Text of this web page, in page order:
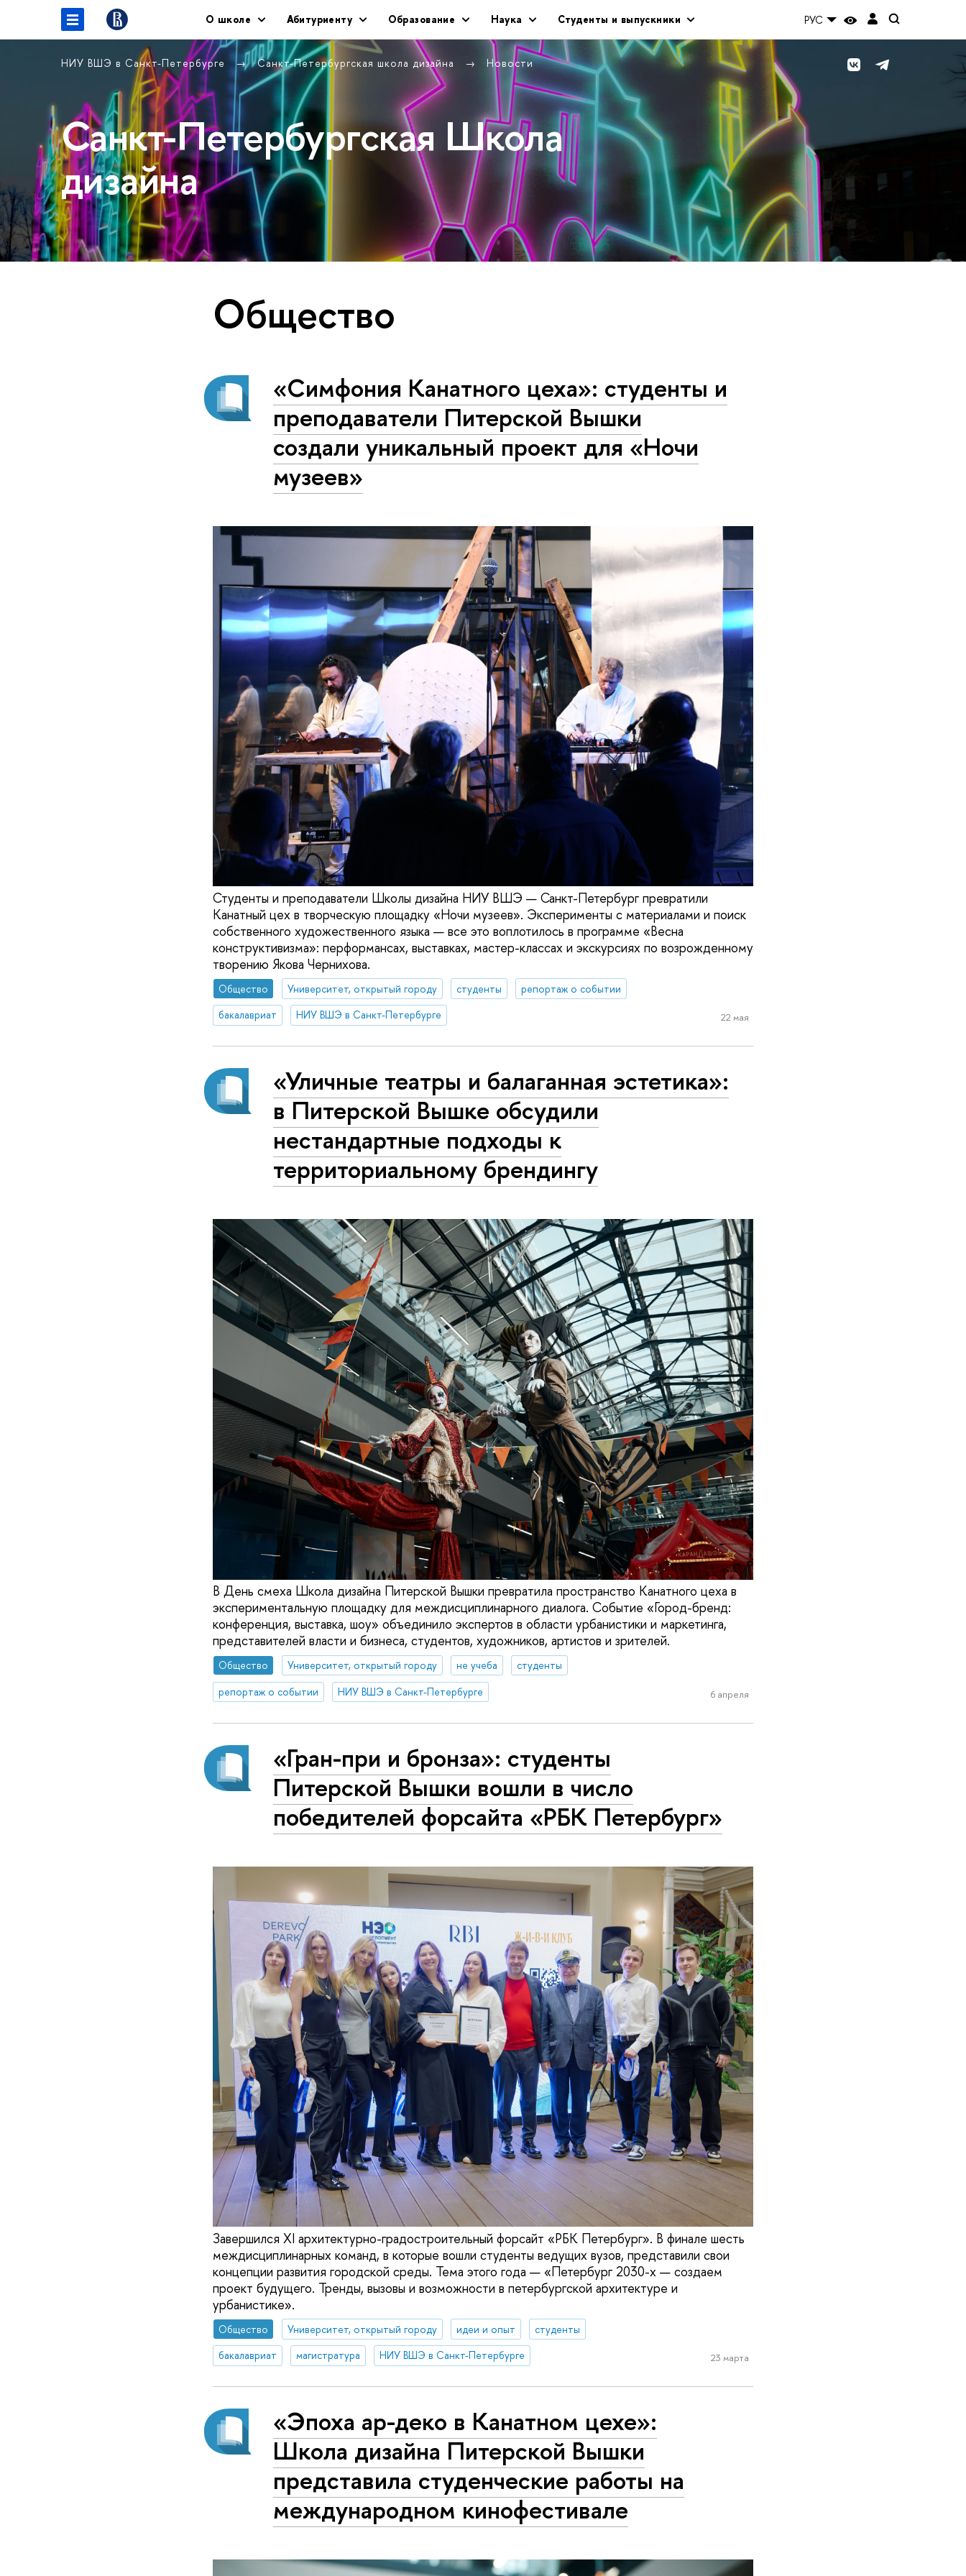
О школе Абитуриенту Образование Наука Студенты и выпускники РУС
НИУ ВШЭ в Санкт-Петербурге Санкт-Петербургская школа дизайна Новости
Санкт-Петербургская Школа
дизайна
Общество
«Симфония Канатного цеха»: студенты и
преподаватели Питерской Вышки
создали уникальный проект для «Ночи
музеев»
Студенты и преподаватели Школы дизайна НИУ ВШЭ — Санкт-Петербург превратили
Канатный цех в творческую площадку «Ночи музеев». Эксперименты с материалами и поиск
собственного художественного языка — все это воплотилось в программе «Весна
конструктивизма»: перформансах, выставках, мастер-классах и экскурсиях по возрожденному
творению Якова Чернихова.
Общество Университет, открытый городу студенты
репортаж о событии
бакалавриат
НИУ ВШЭ в Санкт-Петербурге 22 мая
«Уличные театры и балаганная эстетика»:
в Питерской Вышке обсудили
нестандартные подходы к
территориальному брендингу
В День смеха Школа дизайна Питерской Вышки превратила пространство Канатного цеха в
экспериментальную площадку для междисциплинарного диалога. Событие «Город-бренд:
конференция, выставка, шоу» объединило экспертов в области урбанистики и маркетинга,
представителей власти и бизнеса, студентов, художников, артистов и зрителей.
Общество Университет, открытый городу не учеба
студенты
репортаж о событии
НИУ ВШЭ в Санкт-Петербурге 6 апреля
«Гран-при и бронза»: студенты
Питерской Вышки вошли в число
победителей форсайта «РБК Петербург»
Завершился XI архитектурно-градостроительный форсайт «РБК Петербург». В финале шесть
междисциплинарных команд, в которые вошли студенты ведущих вузов, представили свои
концепции развития городской среды. Тема этого года — «Петербург 2030-х — создаем
проект будущего. Тренды, вызовы и возможности в петербургской архитектуре и
урбанистике».
Общество Университет, открытый городу идеи и опыт
студенты
бакалавриат
магистратура НИУ ВШЭ в Санкт-Петербурге 23 марта
«Эпоха ар-деко в Канатном цехе»:
Школа дизайна Питерской Вышки
представила студенческие работы на
международном кинофестивале